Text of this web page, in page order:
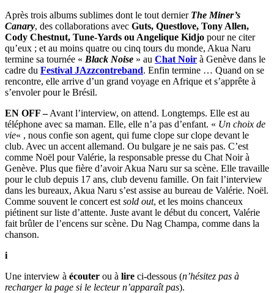
Après trois albums sublimes dont le tout dernier The Miner’s
Canary, des collaborations avec Guts, Questlove, Tony Allen,
Cody Chestnut, Tune-Yards ou Angelique Kidjo pour ne citer
qu’eux ; et au moins quatre ou cinq tours du monde, Akua Naru
termine sa tournée « Black Noise » au Chat Noir à Genève dans le
cadre du Festival JAzzcontreband. Enfin termine … Quand on se
rencontre, elle arrive d’un grand voyage en Afrique et s’apprête à
s’envoler pour le Brésil.
EN OFF –Avant l’interview, on attend. Longtemps. Elle est au
téléphone avec sa maman. Elle, elle n’a pas d’enfant. « Un choix de
vie« , nous confie son agent, qui fume clope sur clope devant le
club. Avec un accent allemand. Ou bulgare je ne sais pas. C’est
comme Noël pour Valérie, la responsable presse du Chat Noir à
Genève. Plus que fière d’avoir Akua Naru sur sa scène. Elle travaille
pour le club depuis 17 ans, club devenu famille. On fait l’interview
dans les bureaux, Akua Naru s’est assise au bureau de Valérie. Noël.
Comme souvent le concert est sold out, et les moins chanceux
piétinent sur liste d’attente. Juste avant le début du concert, Valérie
fait brûler de l’encens sur scène. Du Nag Champa, comme dans la
chanson.
i
Une interview à écouter ou à lire ci-dessous (n’hésitez pas à
recharger la page si le lecteur n’apparaît pas).